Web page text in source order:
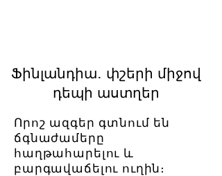
Ֆինլանդիա․ փշերի միջով
դեպի աստղեր
Որոշ ազգեր գտնում են
ճգնաժամերը
հաղթահարելու և
բարգավաճելու ուղին։